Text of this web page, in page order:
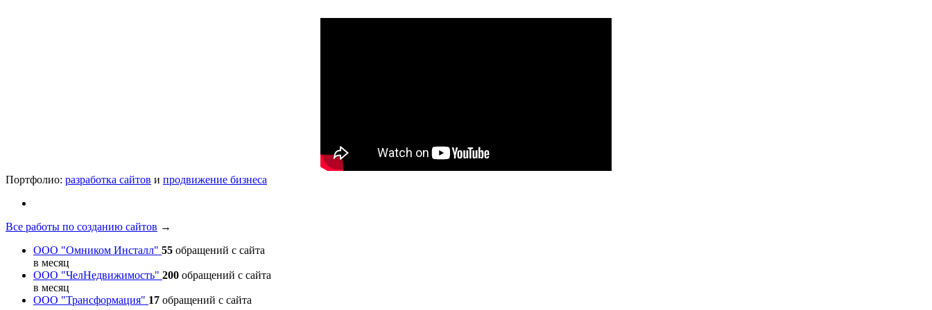
Портфолио: разработка сайтов и продвижение бизнеса
Все работы по созданию сайтов →
ООО "Омником Инсталл" 55 обращений с сайта
в месяц
ООО "ЧелНедвижимость" 200 обращений с сайта
в месяц
ООО "Трансформация" 17 обращений с сайта